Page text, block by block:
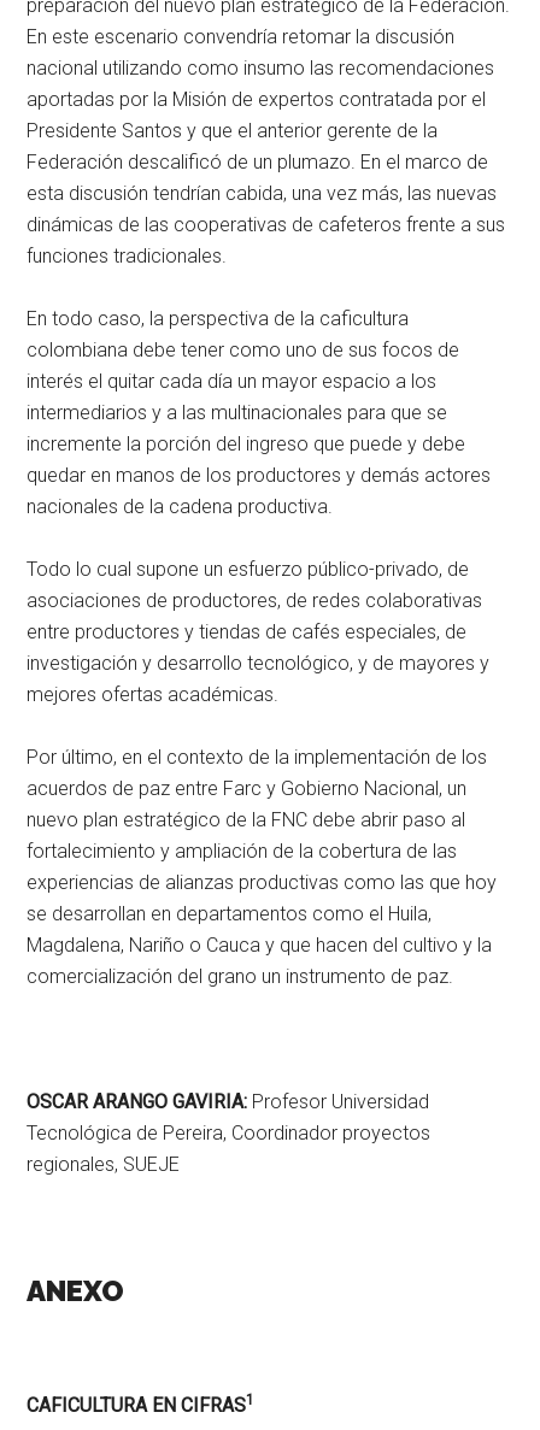
preparación del nuevo plan estratégico de la Federación.
En este escenario convendría retomar la discusión
nacional utilizando como insumo las recomendaciones
aportadas por la Misión de expertos contratada por el
Presidente Santos y que el anterior gerente de la
Federación descalificó de un plumazo. En el marco de
esta discusión tendrían cabida, una vez más, las nuevas
dinámicas de las cooperativas de cafeteros frente a sus
funciones tradicionales.
En todo caso, la perspectiva de la caficultura
colombiana debe tener como uno de sus focos de
interés el quitar cada día un mayor espacio a los
intermediarios y a las multinacionales para que se
incremente la porción del ingreso que puede y debe
quedar en manos de los productores y demás actores
nacionales de la cadena productiva.
Todo lo cual supone un esfuerzo público-privado, de
asociaciones de productores, de redes colaborativas
entre productores y tiendas de cafés especiales, de
investigación y desarrollo tecnológico, y de mayores y
mejores ofertas académicas.
Por último, en el contexto de la implementación de los
acuerdos de paz entre Farc y Gobierno Nacional, un
nuevo plan estratégico de la FNC debe abrir paso al
fortalecimiento y ampliación de la cobertura de las
experiencias de alianzas productivas como las que hoy
se desarrollan en departamentos como el Huila,
Magdalena, Nariño o Cauca y que hacen del cultivo y la
comercialización del grano un instrumento de paz.
OSCAR ARANGO GAVIRIA: Profesor Universidad
Tecnológica de Pereira, Coordinador proyectos
regionales, SUEJE
ANEXO
CAFICULTURA EN CIFRAS1